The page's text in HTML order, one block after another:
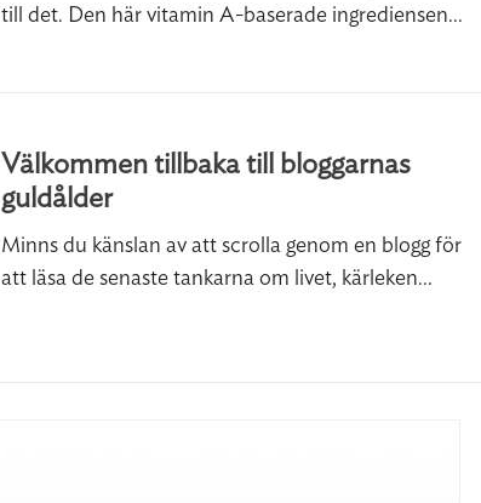
till det. Den här vitamin A-baserade ingrediensen...
Välkommen tillbaka till bloggarnas
guldålder
Minns du känslan av att scrolla genom en blogg för
att läsa de senaste tankarna om livet, kärleken...